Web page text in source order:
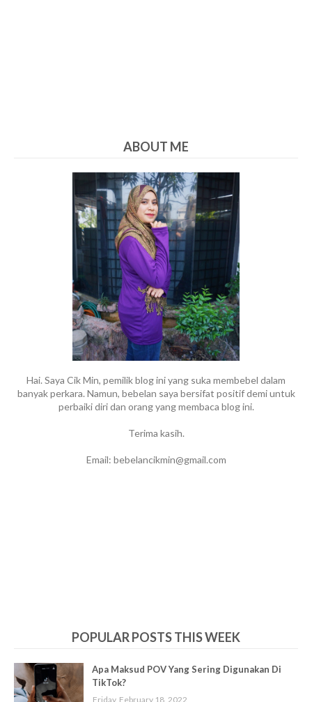
ABOUT ME
Hai. Saya Cik Min, pemilik blog ini yang suka membebel dalam
banyak perkara. Namun, bebelan saya bersifat positif demi untuk
perbaiki diri dan orang yang membaca blog ini.
Terima kasih.
Email: bebelancikmin@gmail.com
POPULAR POSTS THIS WEEK
Apa Maksud POV Yang Sering Digunakan Di
TikTok?
Friday, February 18, 2022